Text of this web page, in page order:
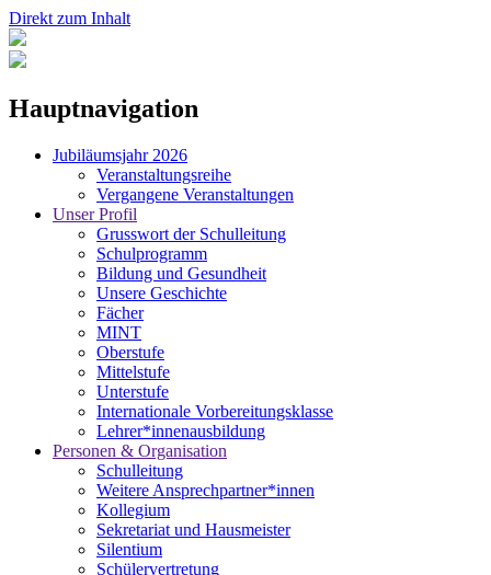
Direkt zum Inhalt
Hauptnavigation
Jubiläumsjahr 2026
Veranstaltungsreihe
Vergangene Veranstaltungen
Unser Profil
Grusswort der Schulleitung
Schulprogramm
Bildung und Gesundheit
Unsere Geschichte
Fächer
MINT
Oberstufe
Mittelstufe
Unterstufe
Internationale Vorbereitungsklasse
Lehrer*innenausbildung
Personen & Organisation
Schulleitung
Weitere Ansprechpartner*innen
Kollegium
Sekretariat und Hausmeister
Silentium
Schülervertretung